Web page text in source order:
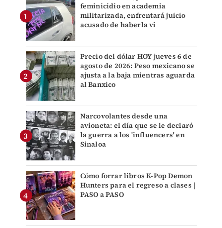
feminicidio en academia
militarizada, enfrentará juicio
acusado de haberla vi
Precio del dólar HOY jueves 6 de
agosto de 2026: Peso mexicano se
ajusta a la baja mientras aguarda
al Banxico
Narcovolantes desde una
avioneta: el día que se le declaró
la guerra a los 'influencers' en
Sinaloa
Cómo forrar libros K-Pop Demon
Hunters para el regreso a clases |
PASO a PASO